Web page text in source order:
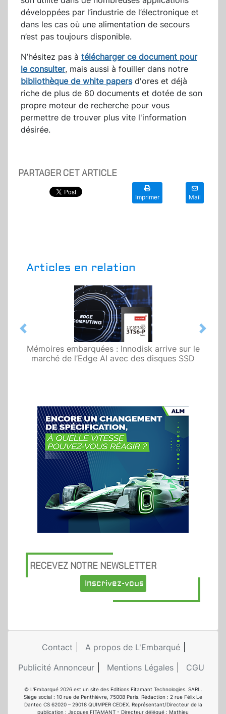
développées par l’industrie de l’électronique et
dans les cas où une alimentation de secours
n’est pas toujours disponible.
N’hésitez pas à télécharger ce document pour
le consulter, mais aussi à fouiller dans notre
bibliothèque de white papersd'ores et déjà
riche de plus de 60 documents et dotée de son
propre moteur de recherche pour vous
permettre de trouver plus vite l'information
désirée.
PARTAGER CET ARTICLE
Imprimer Mail
Articles en relation
Mémoires embarquées : Innodisk arrive sur le
marché de l’Edge AI avec des disques SSD
Previous Next
RECEVEZ NOTRE NEWSLETTER
Inscrivez-vous
Contact
A propos de L'Embarqué
Publicité Annonceur
Mentions Légales CGU
© L'Embarqué 2026 est un site des Editions Fitamant Technologies. SARL.
Siège social : 10 rue de Penthièvre, 75008 Paris. Rédaction : 2 rue Félix Le
Dantec CS 62020 – 29018 QUIMPER CEDEX. Représentant/Directeur de la
publication : Jacques FITAMANT - Directeur délégué : Mathieu